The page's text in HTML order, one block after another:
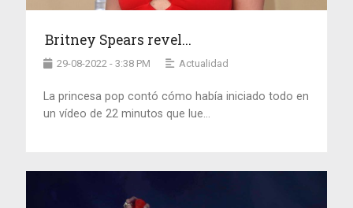
Britney Spears revel...
29-08-2022 - 3:38 PM Actualidad
La princesa pop contó cómo había iniciado todo en
un vídeo de 22 minutos que lue...